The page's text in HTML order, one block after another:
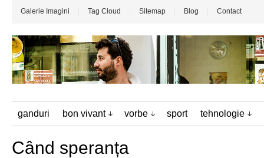
Galerie Imagini Tag Cloud Sitemap Blog Contact
ganduri bon vivant vorbe sport tehnologie
Când speranța